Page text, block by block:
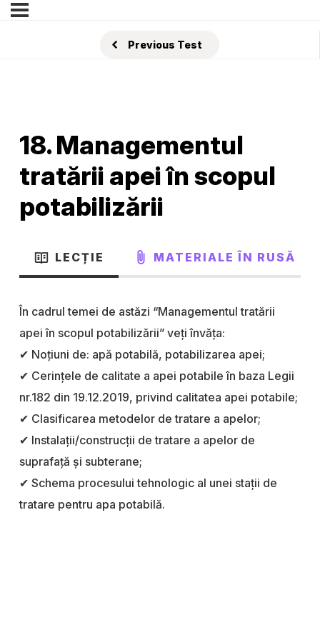
Previous Test
18. Managementul
tratării apei în scopul
potabilizării
LECȚIE MATERIALE ÎN RUSĂ
În cadrul temei de astăzi “Managementul tratării
apei în scopul potabilizării” veți învăța:
✔ Noțiuni de: apă potabilă, potabilizarea apei;
✔ Cerinţele de calitate a apei potabile în baza Legii
nr.182 din 19.12.2019, privind calitatea apei potabile;
✔ Clasificarea metodelor de tratare a apelor;
✔ Instalații/construcții de tratare a apelor de
suprafață și subterane;
✔ Schema procesului tehnologic al unei stații de
tratare pentru apa potabilă.